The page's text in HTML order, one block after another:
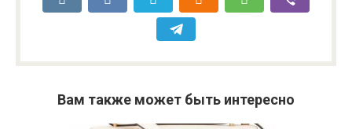
Вам также может быть интересно